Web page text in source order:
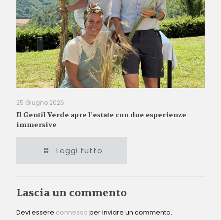
25 Giugno 2026
Il Gentil Verde apre l’estate con due esperienze
immersive
Leggi tutto
Lascia un commento
Devi essere connesso per inviare un commento.